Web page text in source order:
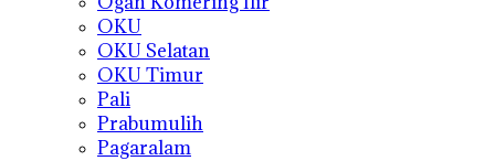
OKU
OKU Selatan
OKU Timur
Pali
Prabumulih
Pagaralam